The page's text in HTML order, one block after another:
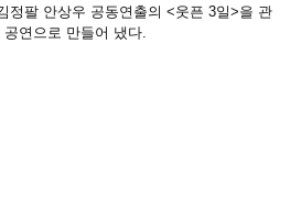
정팔 안상우 공동연출의 <웃픈 3일>을 관
연으로 만들어 냈다